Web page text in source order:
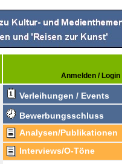
Anmelden / Login
Verleihungen / Events
Bewerbungsschluss
Analysen/Publikationen
Interviews/O-Töne